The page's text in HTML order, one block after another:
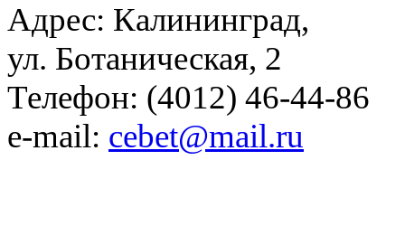
Адрес: Калининград,
ул. Ботаническая, 2
Телефон: (4012) 46-44-86
e-mail: cebet@mail.ru